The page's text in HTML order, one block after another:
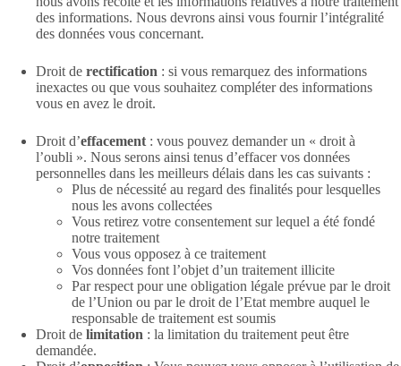
des informations. Nous devrons ainsi vous fournir l’intégralité
des données vous concernant.
Droit de rectification : si vous remarquez des informations
inexactes ou que vous souhaitez compléter des informations
vous en avez le droit.
Droit d’effacement : vous pouvez demander un « droit à
l’oubli ». Nous serons ainsi tenus d’effacer vos données
personnelles dans les meilleurs délais dans les cas suivants :
Plus de nécessité au regard des finalités pour lesquelles
nous les avons collectées
Vous retirez votre consentement sur lequel a été fondé
notre traitement
Vous vous opposez à ce traitement
Vos données font l’objet d’un traitement illicite
Par respect pour une obligation légale prévue par le droit
de l’Union ou par le droit de l’Etat membre auquel le
responsable de traitement est soumis
Droit de limitation : la limitation du traitement peut être
demandée.